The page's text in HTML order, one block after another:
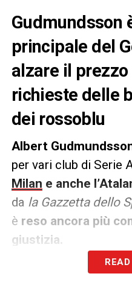
Gudmundsson
principale del
alzare il
richieste delle
dei rossoblu
Albert
per vari club di Serie
Milan e anche
da la Gazzetta dello
è reso ancora più
giustizia.
L’attaccante dovrà